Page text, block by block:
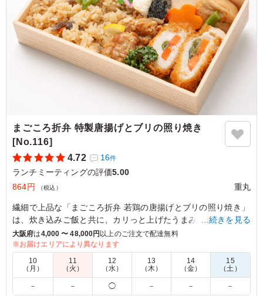
まごころ折弁 特製唐揚げとブリの照り焼き
[No.116]
4.72
16件
ランチミーティングの評価5.00
864円
（税込） 重丸
繊細で上品な「まごころ折弁 若鶏の唐揚げとブリの照り焼き」
は、炊き込みご飯と共に、カリっと上げたうまみたっぷりの唐
揚げと上質なブリの照り焼きがメインディッシュとして楽しめ
ます。さらに、彩り豊かな野菜の煮物や揚げ物がバランス良く
配置され、高級感あふれる内容に仕上がっています。手作りの
彩り豊かな美味しさを堪能できるこのお弁当は、特別な日の食
…続きを見る
大阪府は4,000 〜 48,000円 以上のご注文で配達無料
※お届けエリアにより異なります
10
（月）
11
（火）
12
（水）
13
（木）
14
（金）
15
（土）
－ － ◯ － － －